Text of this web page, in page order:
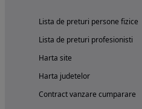
Lista de preturi persone fizice
Lista de preturi profesionisti
Harta site
Harta judetelor
Contract vanzare cumparare